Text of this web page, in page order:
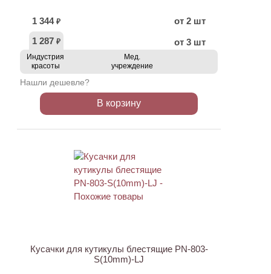
1 344 ₽
от 2 шт
1 287 ₽ от 3 шт
Индустрия
красоты
Мед.
учреждение
Нашли дешевле?
В корзину
Кусачки для кутикулы блестящие PN-803-
S(10mm)-LJ